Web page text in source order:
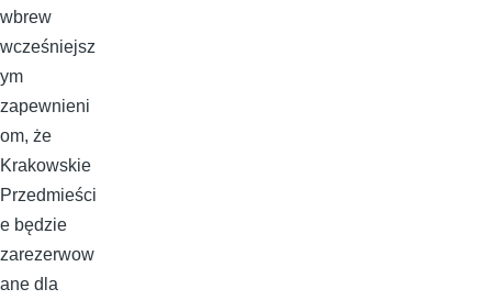
wbrew
wcześniejsz
ym
zapewnieni
om, że
Krakowskie
Przedmieści
e będzie
zarezerwow
ane dla